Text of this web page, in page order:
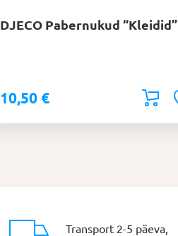
DJECO Pabernukud “Kleidid”
10,50 €
Transport 2-5 päeva,